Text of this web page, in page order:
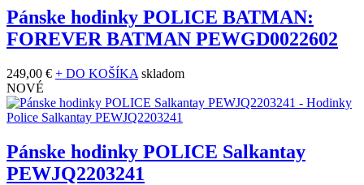
Pánske hodinky POLICE BATMAN:
FOREVER BATMAN PEWGD0022602
249,00 € + DO KOŠÍKA skladom
NOVÉ
Pánske hodinky POLICE Salkantay
PEWJQ2203241